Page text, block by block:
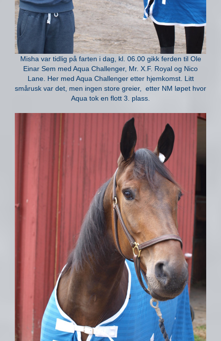
Misha var tidlig på farten i dag, kl. 06.00 gikk ferden til Ole
Einar Sem med Aqua Challenger, Mr. X.F. Royal og Nico
Lane. Her med Aqua Challenger etter hjemkomst. Litt
smårusk var det, men ingen store greier, etter NM løpet hvor
Aqua tok en flott 3. plass.